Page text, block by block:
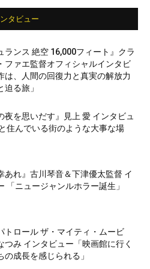
タビュー
ランス 絶空 16,000フィート』クラ
ファエ監督オフィシャルインタビ
は、人間の回復力と真実の解放力
迫る旅」
夜を思いだす』見上 愛 インタビュ
住んでいる街のような大事な場
あれ』古川琴音＆下津優太監督 イ
「ニュージャンルホラー誕生」
トロール ザ・マイティ・ムービ
つみ インタビュー「映画館に行く
の成長を感じられる」